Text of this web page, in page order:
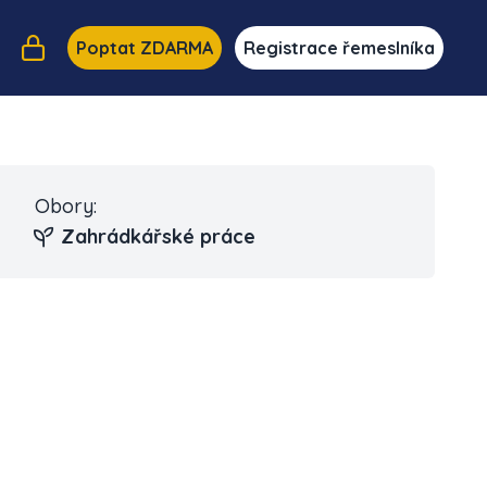
Poptat ZDARMA Registrace řemeslníka
Obory:
Zahrádkářské práce